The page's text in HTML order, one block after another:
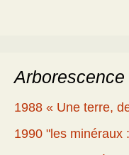
1988 « Une terre,
1990 "les minéraux